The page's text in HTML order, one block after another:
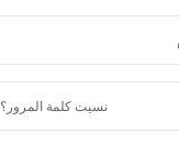
نسيت كلمة المرور؟